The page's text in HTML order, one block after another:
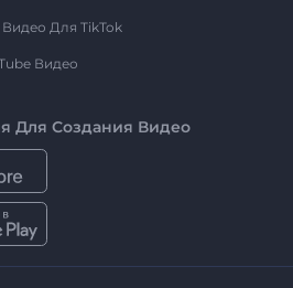
Для TikTok
Видео
Для Создания Видео